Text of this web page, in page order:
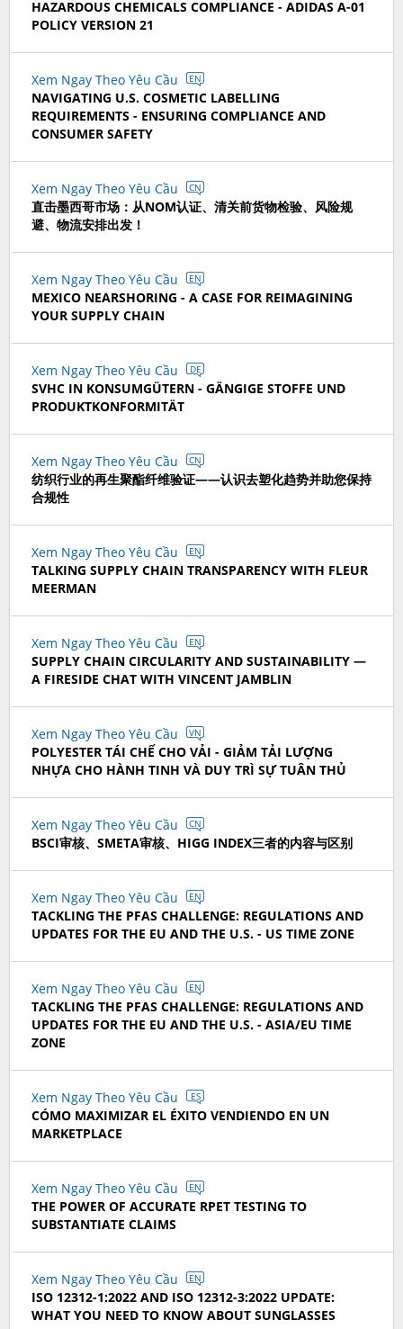
HAZARDOUS CHEMICALS COMPLIANCE - ADIDAS A-01
POLICY VERSION 21
Xem Ngay Theo Yêu Cầu EN
NAVIGATING U.S. COSMETIC LABELLING
REQUIREMENTS - ENSURING COMPLIANCE AND
CONSUMER SAFETY
Xem Ngay Theo Yêu Cầu CN
直击墨西哥市场：从NOM认证、清关前货物检验、风险规
避、物流安排出发！
Xem Ngay Theo Yêu Cầu EN
MEXICO NEARSHORING - A CASE FOR REIMAGINING
YOUR SUPPLY CHAIN
Xem Ngay Theo Yêu Cầu DE
SVHC IN KONSUMGÜTERN - GÄNGIGE STOFFE UND
PRODUKTKONFORMITÄT
Xem Ngay Theo Yêu Cầu CN
纺织行业的再生聚酯纤维验证——认识去塑化趋势并助您保持
合规性
Xem Ngay Theo Yêu Cầu EN
TALKING SUPPLY CHAIN TRANSPARENCY WITH FLEUR
MEERMAN
Xem Ngay Theo Yêu Cầu EN
SUPPLY CHAIN CIRCULARITY AND SUSTAINABILITY —
A FIRESIDE CHAT WITH VINCENT JAMBLIN
Xem Ngay Theo Yêu Cầu VN
POLYESTER TÁI CHẾ CHO VẢI - GIẢM TẢI LƯỢNG
NHỰA CHO HÀNH TINH VÀ DUY TRÌ SỰ TUÂN THỦ
Xem Ngay Theo Yêu Cầu CN
BSCI审核、SMETA审核、HIGG INDEX三者的内容与区别
Xem Ngay Theo Yêu Cầu EN
TACKLING THE PFAS CHALLENGE: REGULATIONS AND
UPDATES FOR THE EU AND THE U.S. - US TIME ZONE
Xem Ngay Theo Yêu Cầu EN
TACKLING THE PFAS CHALLENGE: REGULATIONS AND
UPDATES FOR THE EU AND THE U.S. - ASIA/EU TIME
ZONE
Xem Ngay Theo Yêu Cầu ES
CÓMO MAXIMIZAR EL ÉXITO VENDIENDO EN UN
MARKETPLACE
Xem Ngay Theo Yêu Cầu EN
THE POWER OF ACCURATE RPET TESTING TO
SUBSTANTIATE CLAIMS
Xem Ngay Theo Yêu Cầu EN
ISO 12312-1:2022 AND ISO 12312-3:2022 UPDATE:
WHAT YOU NEED TO KNOW ABOUT SUNGLASSES